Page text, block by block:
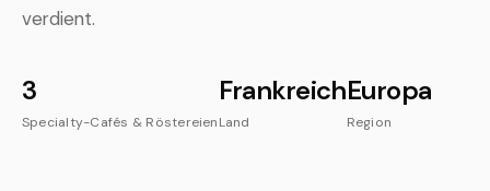
verdient.
3
Specialty-Cafés & Röstereien
Frankreich
Land
Europa
Region